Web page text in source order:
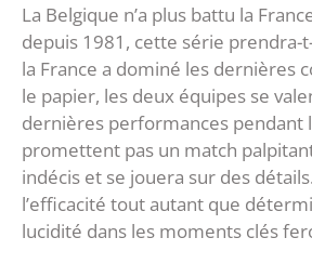
La Belgique n’a plus battu la
depuis 1981, cette série prendra-
la France a dominé les dernières
le papier, les deux équipes se
dernières performances pendant
promettent pas un match
indécis et se jouera sur des
l’efficacité tout autant que
lucidité dans les moments clés